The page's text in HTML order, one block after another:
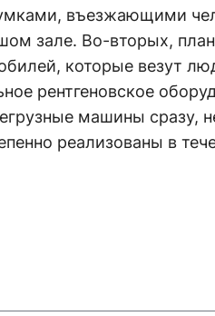
въезжающими
зале. Во-вторых,
которые везут
рентгеновское
машины сразу,
реализованы в